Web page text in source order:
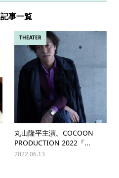
事一覧
THEATER
丸山隆平主演。COCOON
PRODUCTION 2022『...
2022.06.13